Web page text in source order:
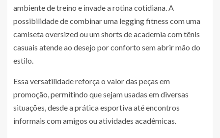
ambiente de treino e invade a rotina cotidiana. A
possibilidade de combinar uma legging fitness com uma
camiseta oversized ou um shorts de academia com tênis
casuais atende ao desejo por conforto sem abrir mão do
estilo.
Essa versatilidade reforça o valor das peças em
promoção, permitindo que sejam usadas em diversas
situações, desde a prática esportiva até encontros
informais com amigos ou atividades acadêmicas.